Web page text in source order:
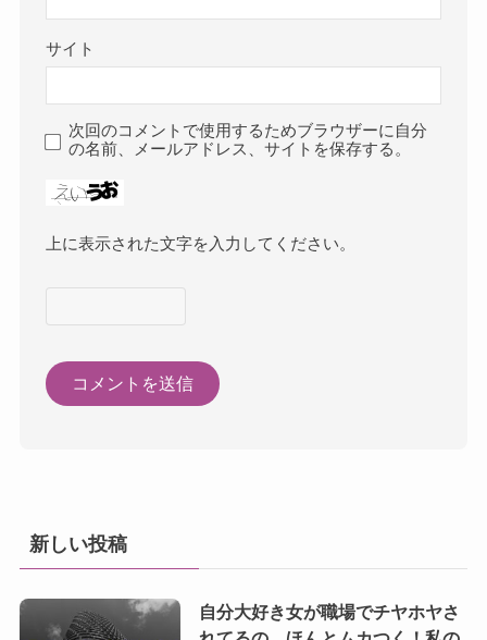
サイト
次回のコメントで使用するためブラウザーに自分
の名前、メールアドレス、サイトを保存する。
上に表示された文字を入力してください。
新しい投稿
自分大好き女が職場でチヤホヤさ